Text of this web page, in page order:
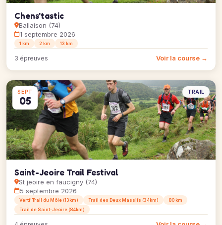
Chens'tastic
Ballaison (74)
1 septembre 2026
1 km 2 km 13 km
3 épreuves Voir la course →
SEPT
05
TRAIL
Saint-Jeoire Trail Festival
St jeoire en faucigny (74)
5 septembre 2026
Verti'Trail du Môle (13km) Trail des Deux Massifs (34km)
80 km
Trail de Saint-Jeoire (84km)